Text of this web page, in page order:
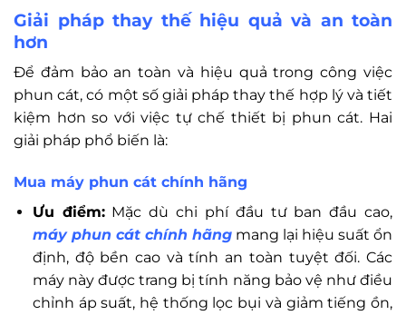
Giải pháp thay thế hiệu quả và an toàn
hơn
Để đảm bảo an toàn và hiệu quả trong công việc
phun cát, có một số giải pháp thay thế hợp lý và tiết
kiệm hơn so với việc tự chế thiết bị phun cát. Hai
giải pháp phổ biến là:
Mua máy phun cát chính hãng
Ưu điểm:Mặc dù chi phí đầu tư ban đầu cao,
máy phun cát chính hãngmang lại hiệu suất ổn
định, độ bền cao và tính an toàn tuyệt đối. Các
máy này được trang bị tính năng bảo vệ như điều
chỉnh áp suất, hệ thống lọc bụi và giảm tiếng ồn,